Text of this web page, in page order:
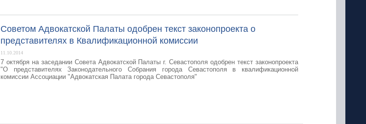
Советом Адвокатской Палаты одобрен текст законопроекта о
представителях в Квалификационной комиссии
11.10.2014
7 октября на заседании Совета Адвокатской Палаты г. Севастополя одобрен текст законопроекта
"О представителях Законодательного Собрания города Севастополя в квалификационной
комиссии Ассоциации "Адвокатская Палата города Севастополя"